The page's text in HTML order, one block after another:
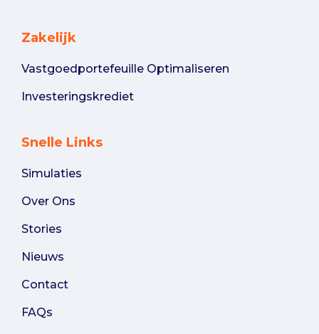
Zakelijk
Vastgoedportefeuille Optimaliseren
Investeringskrediet
Snelle Links
Simulaties
Over Ons
Stories
Nieuws
Contact
FAQs